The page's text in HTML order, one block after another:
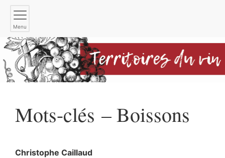
Menu
Mots-clés – Boissons
Christophe Caillaud